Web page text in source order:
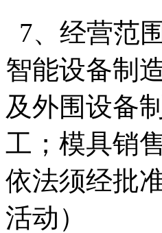
7、经营范
智能设备制
及外围设备
工；模具销
依法须经批
活动）